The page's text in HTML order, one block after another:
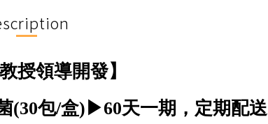
授領導開發】
(30包/盒) ▶60天一期，定期配送